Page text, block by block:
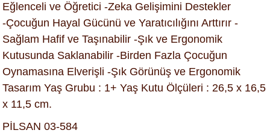
Eğlenceli ve Öğretici -Zeka Gelişimini Destekler
-Çocuğun Hayal Gücünü ve Yaratıcılığını Arttırır -
Sağlam Hafif ve Taşınabilir -Şık ve Ergonomik
Kutusunda Saklanabilir -Birden Fazla Çocuğun
Oynamasına Elverişli -Şık Görünüş ve Ergonomik
Tasarım Yaş Grubu : 1+ Yaş Kutu Ölçüleri : 26,5 x 16,5
x 11,5 cm.
PİLSAN 03-584